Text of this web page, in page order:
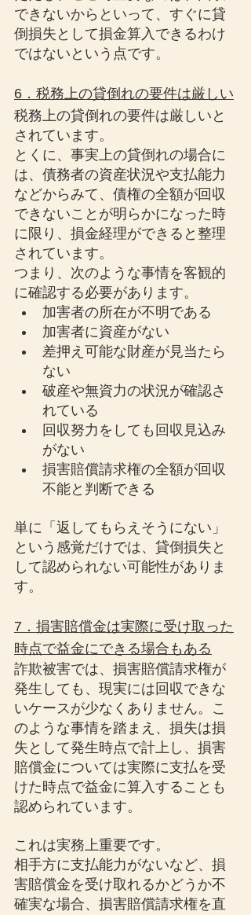
できないからといって、すぐに貸
倒損失として損金算入できるわけ
ではないという点です。
6．税務上の貸倒れの要件は厳しい
税務上の貸倒れの要件は厳しいと
されています。
とくに、事実上の貸倒れの場合に
は、債務者の資産状況や支払能力
などからみて、債権の全額が回収
できないことが明らかになった時
に限り、損金経理ができると整理
されています。
つまり、次のような事情を客観的
に確認する必要があります。
加害者の所在が不明である
加害者に資産がない
差押え可能な財産が見当たら
ない
破産や無資力の状況が確認さ
れている
回収努力をしても回収見込み
がない
損害賠償請求権の全額が回収
不能と判断できる
単に「返してもらえそうにない」
という感覚だけでは、貸倒損失と
して認められない可能性がありま
す。
7．損害賠償金は実際に受け取った
時点で益金にできる場合もある
詐欺被害では、損害賠償請求権が
発生しても、現実には回収できな
いケースが少なくありません。こ
のような事情を踏まえ、損失は損
失として発生時点で計上し、損害
賠償金については実際に支払を受
けた時点で益金に算入することも
認められています。
これは実務上重要です。
相手方に支払能力がないなど、損
害賠償金を受け取れるかどうか不
確実な場合、損害賠償請求権を直